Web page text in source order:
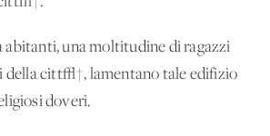
una moltitudine di ragazzi
della citt√†, lamentano tale edifizio
doveri.